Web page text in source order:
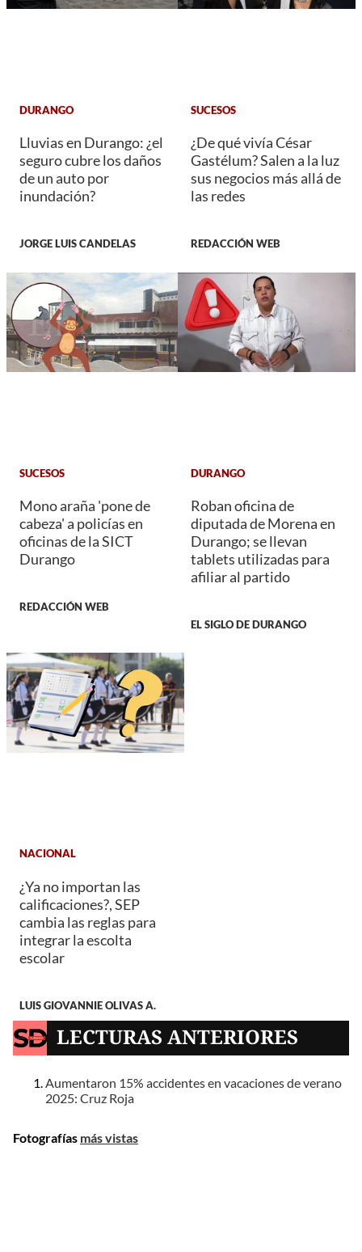
DURANGO
Lluvias en Durango: ¿el
seguro cubre los daños
de un auto por
inundación?
JORGE LUIS CANDELAS
SUCESOS
¿De qué vivía César
Gastélum? Salen a la luz
sus negocios más allá de
las redes
REDACCIÓN WEB
SUCESOS
Mono araña 'pone de
cabeza' a policías en
oficinas de la SICT
Durango
REDACCIÓN WEB
DURANGO
Roban oficina de
diputada de Morena en
Durango; se llevan
tablets utilizadas para
afiliar al partido
EL SIGLO DE DURANGO
NACIONAL
¿Ya no importan las
calificaciones?, SEP
cambia las reglas para
integrar la escolta
escolar
LUIS GIOVANNIE OLIVAS A.
LECTURAS ANTERIORES
Aumentaron 15% accidentes en vacaciones de verano
2025: Cruz Roja
Fotografías más vistas